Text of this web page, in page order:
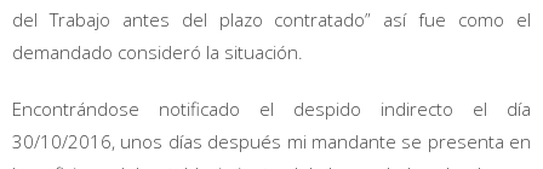
del Trabajo antes del plazo contratado” así fue como el
demandado consideró la situación.
Encontrándose notificado el despido indirecto el día
30/10/2016, unos días después mi mandante se presenta en